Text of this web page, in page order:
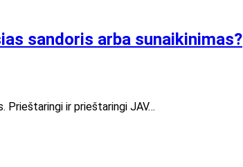
sandoris arba sunaikinimas?
Prieštaringi ir prieštaringi JAV…